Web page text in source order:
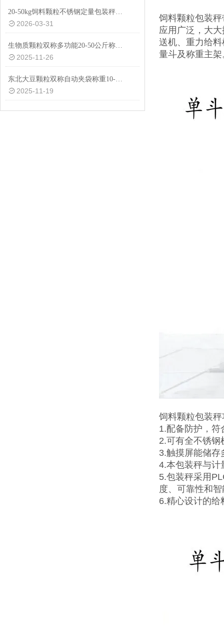
20-50kg饲料颗粒不锈钢定量包装秤厂家供应
2026-03-31
生物质颗粒双称多功能20-50公斤称重包装秤设备
2025-11-26
东北大豆颗粒双称自动夹袋称重10-50公斤包装秤厂家
2025-11-19
饲料颗粒包装秤
应用广泛，大
送机、重力给
量斗及称重主架
饲料颗粒包装
1.配备防护，符
2.可有全不锈钢
3.触摸屏能储存
4.本包装秤与计
5.包装秤采用
度、可靠性和
6.精心设计的给